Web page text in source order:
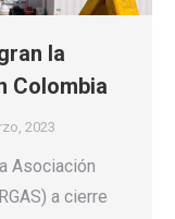
la
Colombia
2023
Asociación
a cierre